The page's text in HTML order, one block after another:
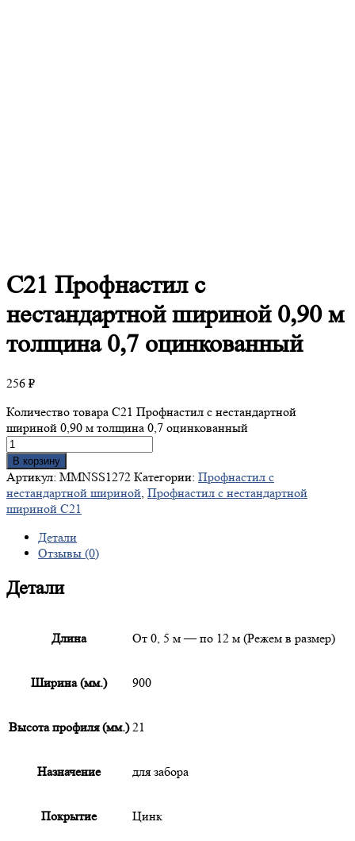
С21 Профнастил с
нестандартной шириной 0,90 м
толщина 0,7 оцинкованный
256 ₽
Количество товара С21 Профнастил с нестандартной
шириной 0,90 м толщина 0,7 оцинкованный
В корзину
Артикул: MMNSS1272 Категории: Профнастил с
нестандартной шириной, Профнастил с нестандартной
шириной С21
Детали
Отзывы (0)
Детали
Длина От 0, 5 м — по 12 м (Режем в размер)
Ширина (мм.) 900
Высота профиля (мм.) 21
Назначение для забора
Покрытие Цинк